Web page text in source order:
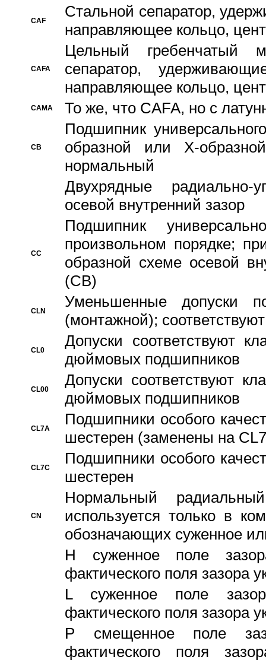
CAF
Стальной сепаратор,
направляющее кольцо,
CAFA
Цельный гребенчатый
сепаратор,
направляющее кольцо,
CAMA То же, что CAFA, но с
CB
Подшипник
образной или Х-
нормальный
Двухрядные радиально-
осевой внутренний зазор
CC
Подшипник
произвольном порядке;
образной схеме осевой
(CB)
CLN
Уменьшенные
(монтажной);
CL0
Допуски соответствуют
дюймовых подшипников
CL00
Допуски соответствуют
дюймовых подшипников
CL7A
Подшипники особого
шестерен (заменены на
CL7C
Подшипники особого
шестерен
CN
Hормальный
используется только в
обозначающих суженное
H суженное поле
фактического поля зазора
L суженное поле
фактического поля зазора
P смещенное поле
фактического поля